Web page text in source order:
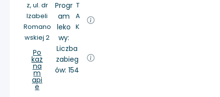
z, ul. dr
Izabeli
Romano
wskiej 2
Po
każ
na
m
api
e
Progr
am
leko
wy:
T
A
K
Liczba
zabieg
ów: 154